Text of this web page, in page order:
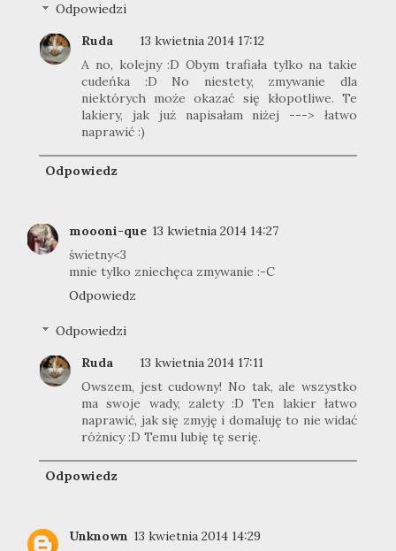
Odpowiedzi
Ruda
13 kwietnia 2014 17:12
A no, kolejny :D Obym trafiała tylko na takie
cudeńka :D No niestety, zmywanie dla
niektórych może okazać się kłopotliwe. Te
lakiery, jak już napisałam niżej ---> łatwo
naprawić :)
Odpowiedz
moooni-que 13 kwietnia 2014 14:27
świetny<3
mnie tylko zniechęca zmywanie :-C
Odpowiedz
Odpowiedzi
Ruda
13 kwietnia 2014 17:11
Owszem, jest cudowny! No tak, ale wszystko
ma swoje wady, zalety :D Ten lakier łatwo
naprawić, jak się zmyję i domaluję to nie widać
różnicy :D Temu lubię tę serię.
Odpowiedz
Unknown 13 kwietnia 2014 14:29